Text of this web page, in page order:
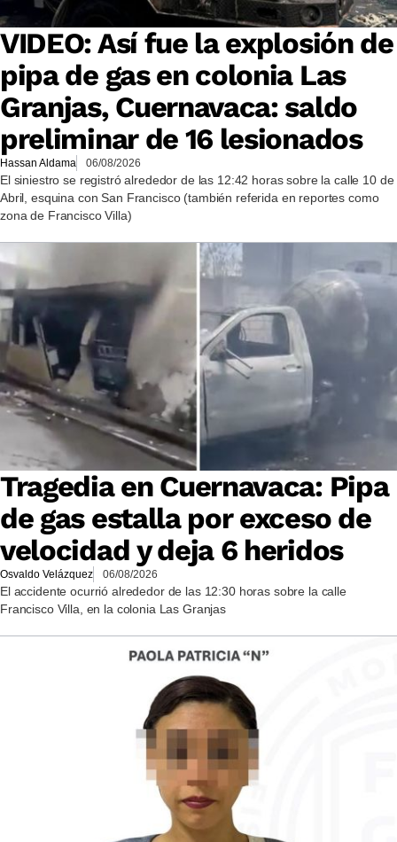
VIDEO: Así fue la explosión de
pipa de gas en colonia Las
Granjas, Cuernavaca: saldo
preliminar de 16 lesionados
Hassan Aldama 06/08/2026
El siniestro se registró alrededor de las 12:42 horas sobre la calle 10 de
Abril, esquina con San Francisco (también referida en reportes como
zona de Francisco Villa)
Tragedia en Cuernavaca: Pipa
de gas estalla por exceso de
velocidad y deja 6 heridos
Osvaldo Velázquez 06/08/2026
El accidente ocurrió alrededor de las 12:30 horas sobre la calle
Francisco Villa, en la colonia Las Granjas